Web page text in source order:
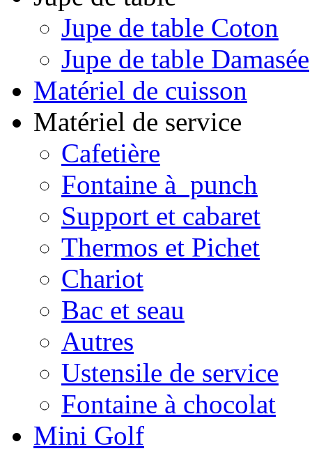
Jupe de table Coton
Jupe de table Damasée
Matériel de cuisson
Matériel de service
Cafetière
Fontaine à punch
Support et cabaret
Thermos et Pichet
Chariot
Bac et seau
Autres
Ustensile de service
Fontaine à chocolat
Mini Golf